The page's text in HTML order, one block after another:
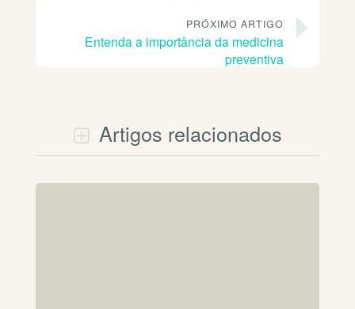
PRÓXIMO ARTIGO
Entenda a importância da medicina
preventiva
Artigos relacionados